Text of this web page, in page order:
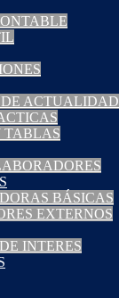
ACTUALIDAD
TABLAS
BÁSICAS
EXTERNOS
INTERES